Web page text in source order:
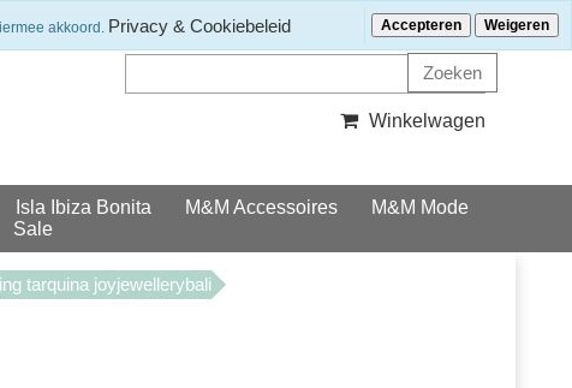
Klantenservice Nieuwsbrief ontvangen?
Winkelwagen
Isla Ibiza Bonita M&M Accessoires
M&M Mode
Sale
tarquina joyjewellerybali
akkoord. Privacy & Cookiebeleid Accepteren Weigeren